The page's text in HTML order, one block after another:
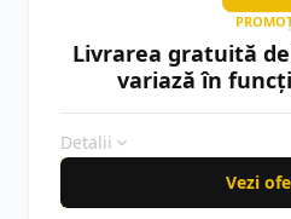
Livrarea gratuită
variază în
Detalii
Vezi